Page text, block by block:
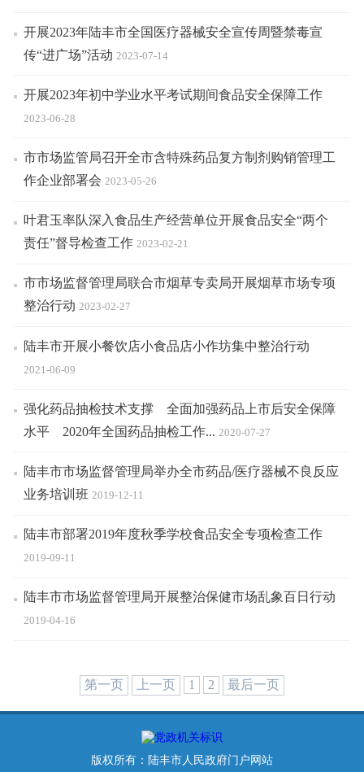
开展2023年陆丰市全国医疗器械安全宣传周暨禁毒宣
传“进广场”活动 2023-07-14
开展2023年初中学业水平考试期间食品安全保障工作
2023-06-28
市市场监管局召开全市含特殊药品复方制剂购销管理工
作企业部署会 2023-05-26
叶君玉率队深入食品生产经营单位开展食品安全“两个
责任”督导检查工作 2023-02-21
市市场监督管理局联合市烟草专卖局开展烟草市场专项
整治行动 2023-02-27
陆丰市开展小餐饮店小食品店小作坊集中整治行动
2021-06-09
强化药品抽检技术支撑 全面加强药品上市后安全保障
水平 2020年全国药品抽检工作... 2020-07-27
陆丰市市场监督管理局举办全市药品/医疗器械不良反应
业务培训班 2019-12-11
陆丰市部署2019年度秋季学校食品安全专项检查工作
2019-09-11
陆丰市市场监督管理局开展整治保健市场乱象百日行动
2019-04-16
第一页 上一页 1 2 最后一页
版权所有：陆丰市人民政府门户网站